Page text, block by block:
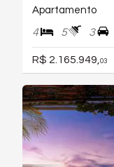
Apartamento
4 5 3
R$ 2.165.949,03